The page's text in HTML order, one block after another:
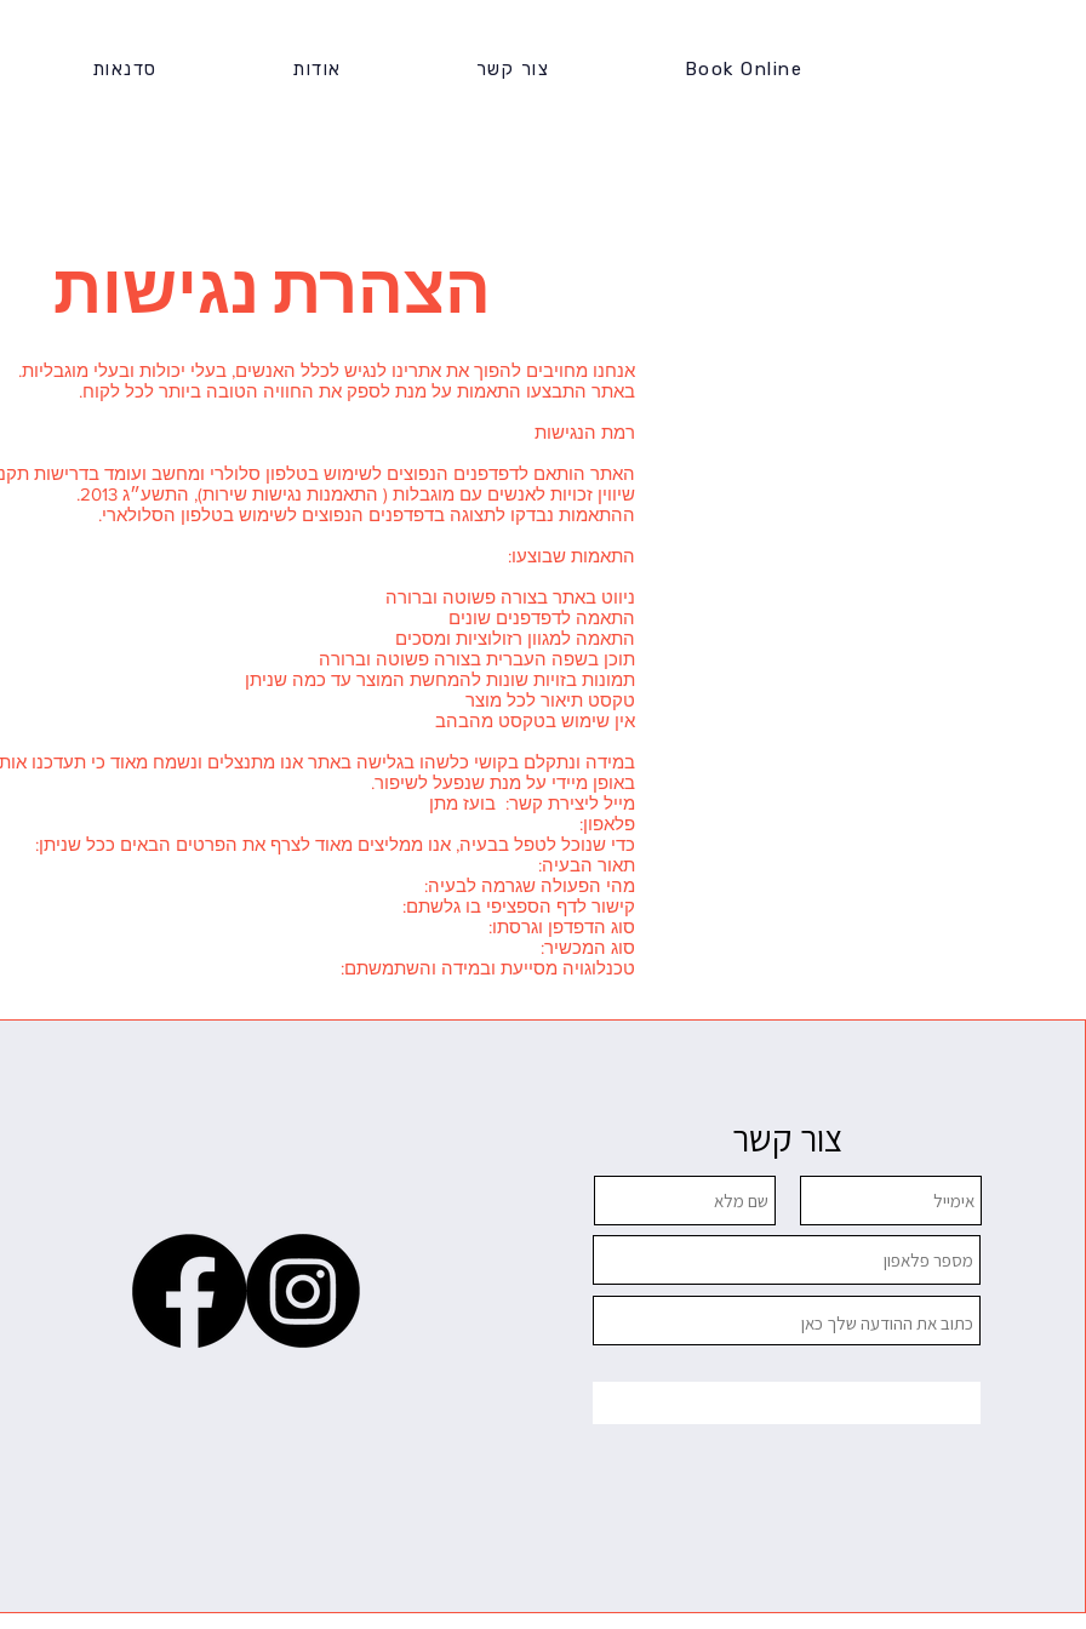
סדנאות אודות צור קשר Book Online
הצהרת נגישות
אנחנו מחויבים להפוך את אתרינו לנגיש לכלל האנשים, בעלי יכולות ובעלי מוגבליות.
באתר התבצעו התאמות על מנת לספק את החוויה הטובה ביותר לכל לקוח.
רמת הנגישות
האתר הותאם לדפדפנים הנפוצים לשימוש בטלפון סלולרי ומחשב ועומד בדרישות
שיווין זכויות לאנשים עם מוגבלות ( התאמנות נגישות שירות), התשע״ג 2013.
ההתאמות נבדקו לתצוגה בדפדפנים הנפוצים לשימוש בטלפון הסלולארי.
התאמות שבוצעו:
ניווט באתר בצורה פשוטה וברורה
התאמה לדפדפנים שונים
התאמה למגוון רזולוציות ומסכים
תוכן בשפה העברית בצורה פשוטה וברורה
תמונות בזויות שונות להמחשת המוצר עד כמה שניתן
טקסט תיאור לכל מוצר
אין שימוש בטקסט מהבהב
במידה ונתקלם בקושי כלשהו בגלישה באתר אנו מתנצלים ונשמח מאוד כי תעדכנו
באופן מיידי על מנת שנפעל לשיפור.
מייל ליצירת קשר: בועז מתן
פלאפון:
כדי שנוכל לטפל בבעיה, אנו ממליצים מאוד לצרף את הפרטים הבאים ככל שניתן:
תאור הבעיה:
מהי הפעולה שגרמה לבעיה:
קישור לדף הספציפי בו גלשתם:
סוג הדפדפן וגרסתו:
סוג המכשיר:
טכנלוגויה מסייעת ובמידה והשתמשתם:
צור קשר